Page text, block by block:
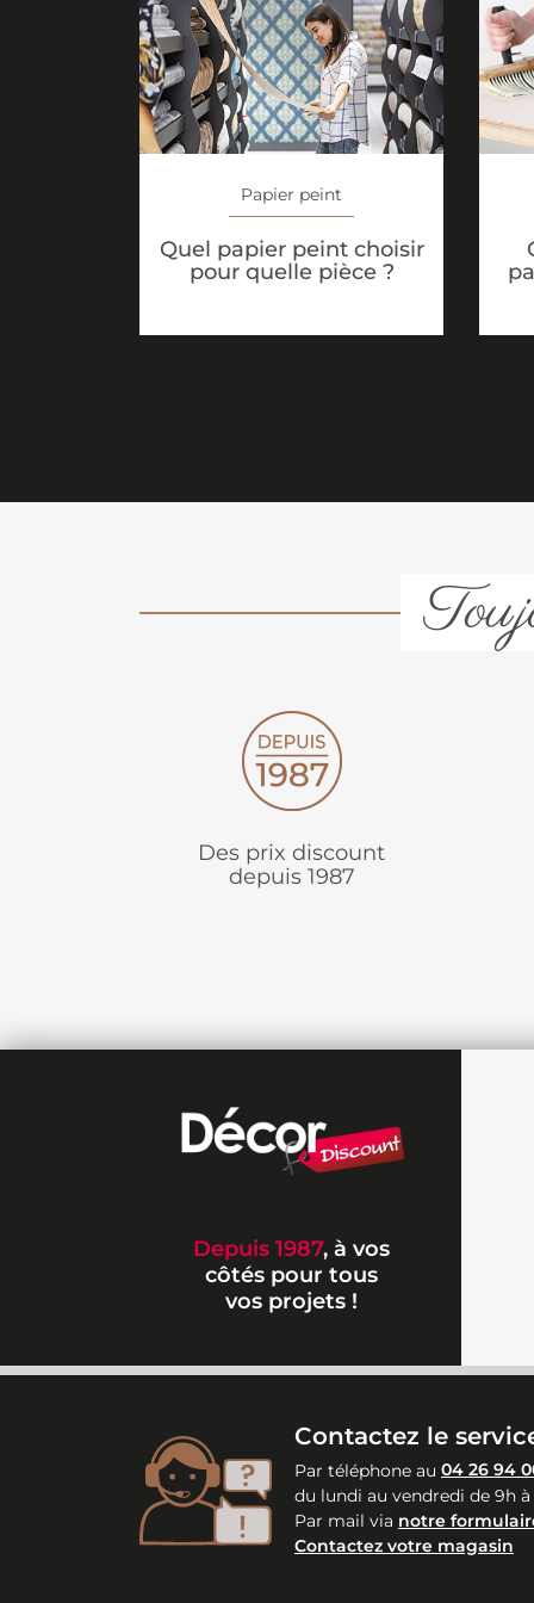
Papier peint
Quel papier peint choisir
pour quelle pièce ?
Des prix discount
depuis 1987
Depuis 1987, à vos
côtés pour tous
vos projets !
Contactez le
Par téléphone au 04 26 94
du lundi au vendredi de 9h à
Par mail via notre
Contactez votre magasin